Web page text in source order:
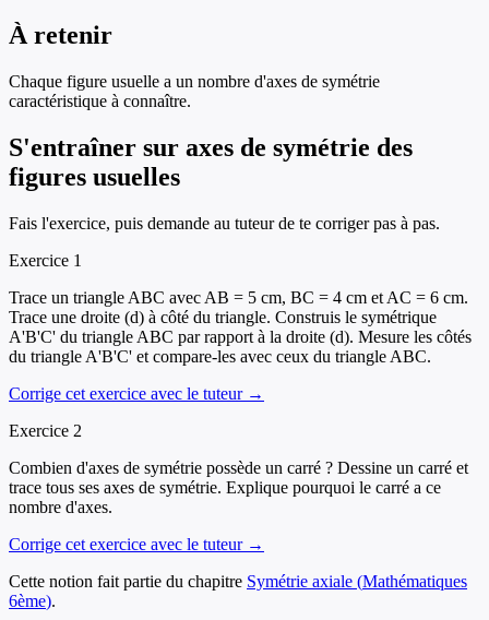
À retenir
Chaque figure usuelle a un nombre d'axes de symétrie
caractéristique à connaître.
S'entraîner sur axes de symétrie des
figures usuelles
Fais l'exercice, puis demande au tuteur de te corriger pas à pas.
Exercice 1
Trace un triangle ABC avec AB = 5 cm, BC = 4 cm et AC = 6 cm.
Trace une droite (d) à côté du triangle. Construis le symétrique
A'B'C' du triangle ABC par rapport à la droite (d). Mesure les côtés
du triangle A'B'C' et compare-les avec ceux du triangle ABC.
Corrige cet exercice avec le tuteur →
Exercice 2
Combien d'axes de symétrie possède un carré ? Dessine un carré et
trace tous ses axes de symétrie. Explique pourquoi le carré a ce
nombre d'axes.
Corrige cet exercice avec le tuteur →
Cette notion fait partie du chapitre Symétrie axiale (Mathématiques
6ème).